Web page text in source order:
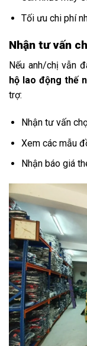
Tối ưu chi phí
Nhận tư vấn
Nếu anh/chị vẫn
hộ lao động thế
trợ:
Nhận tư vấn
Xem các mẫu
Nhận báo giá